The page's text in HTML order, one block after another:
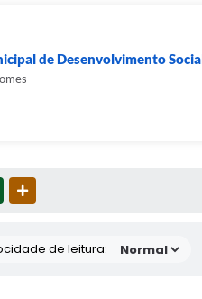
de Desenvolvimento
WHATSAPP
de leitura: